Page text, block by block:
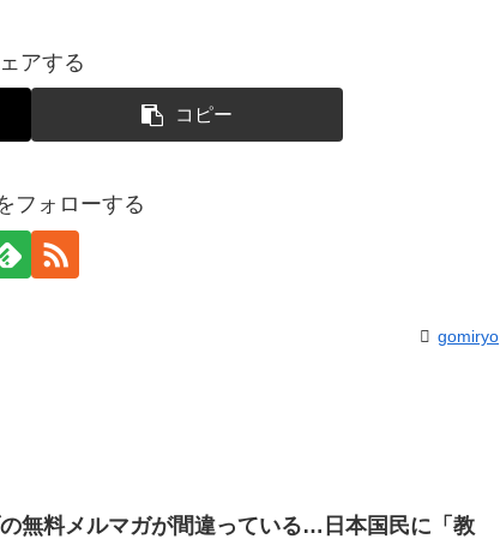
アする
コピー
フォローする
gomiryo
無料メルマガが間違っている…日本国民に「教